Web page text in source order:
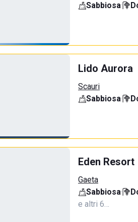
Sabbiosa·
Lido Aurora
Scauri
Sabbiosa·
Eden Resort
Gaeta
Sabbiosa·
e altri 6…